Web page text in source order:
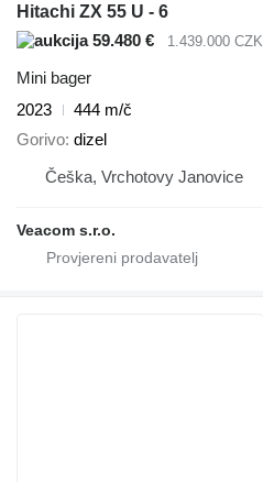
Hitachi ZX 55 U - 6
59.480 €
1.439.000 CZK
Mini bager
2023
444 m/č
Gorivo dizel
Češka, Vrchotovy Janovice
Veacom s.r.o.